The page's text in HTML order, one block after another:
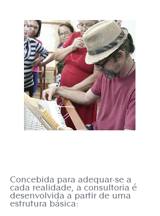
Concebida para adequar-se a
cada realidade, a consultoria é
desenvolvida a partir de uma
estrutura básica: